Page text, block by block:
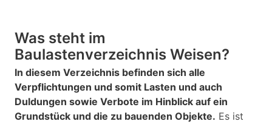
Was steht im
Baulastenverzeichnis Weisen?
In diesem Verzeichnis befinden sich alle
Verpflichtungen und somit Lasten und auch
Duldungen sowie Verbote im Hinblick auf ein
Grundstück und die zu bauenden Objekte. Es ist